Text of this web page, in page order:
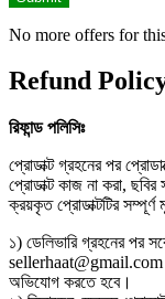
No more offers for
Refund
রিফান্ড পলিসিঃ
প্রোডাক্ট গ্রহনের পর
প্রোডাক্ট কাজ না করা, ছবির
ক্রয়কৃত প্রোডাক্টটির সম্পূর্ণ
১) ডেলিভারি গ্রহনের পর
sellerhaat@gmail.com
অভিযোগ করতে হবে।